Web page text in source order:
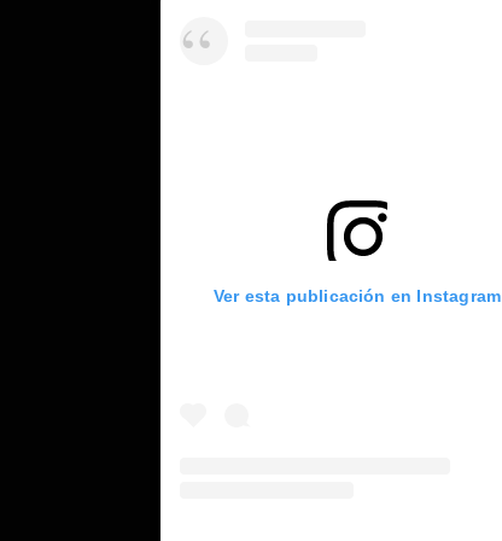
Ver esta publicación en Instagram